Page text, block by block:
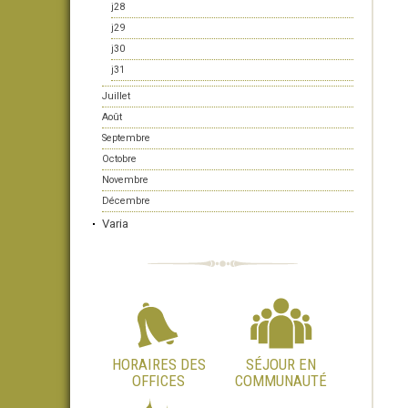
j28
j29
j30
j31
Juillet
Août
Septembre
Octobre
Novembre
Décembre
Varia
HORAIRES DES
OFFICES
SÉJOUR EN
COMMUNAUTÉ